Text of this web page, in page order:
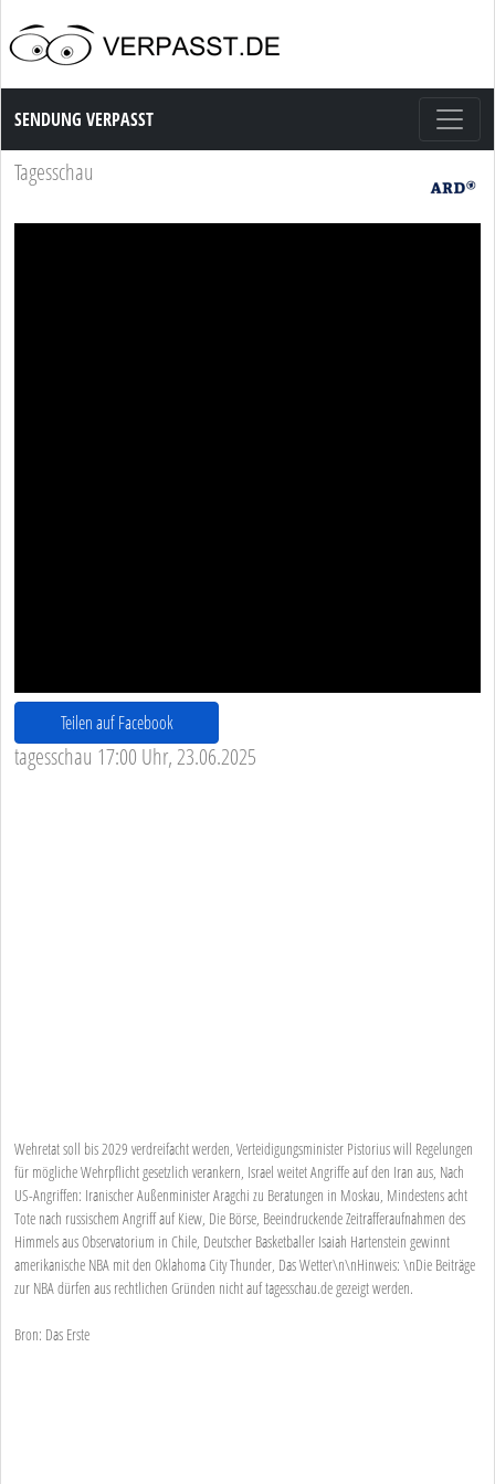
Sendung Verpasst
SENDUNG VERPASST
Tagesschau
Teilen auf Facebook
tagesschau 17:00 Uhr, 23.06.2025
Wehretat soll bis 2029 verdreifacht werden, Verteidigungsminister Pistorius will Regelungen
für mögliche Wehrpflicht gesetzlich verankern, Israel weitet Angriffe auf den Iran aus, Nach
US-Angriffen: Iranischer Außenminister Aragchi zu Beratungen in Moskau, Mindestens acht
Tote nach russischem Angriff auf Kiew, Die Börse, Beeindruckende Zeitrafferaufnahmen des
Himmels aus Observatorium in Chile, Deutscher Basketballer Isaiah Hartenstein gewinnt
amerikanische NBA mit den Oklahoma City Thunder, Das Wetter\n\nHinweis: \nDie Beiträge
zur NBA dürfen aus rechtlichen Gründen nicht auf tagesschau.de gezeigt werden.
Bron: Das Erste